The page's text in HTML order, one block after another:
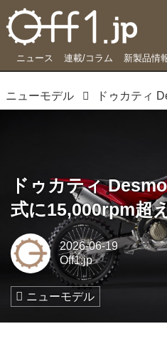
ニュース 連載/コラム 新製品情
ニューモデル
ドゥカティ
式に15,000rpm超
2026-06-19
Off1.jp
ニューモデル